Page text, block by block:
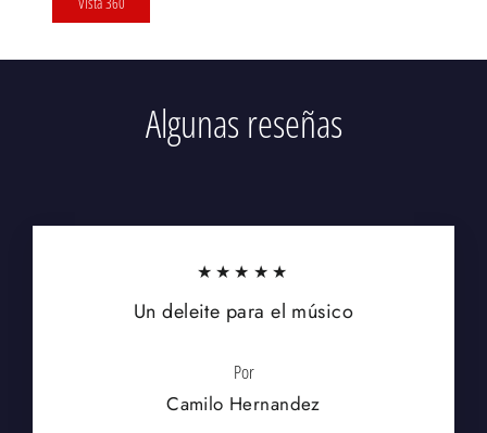
Algunas reseñas
★★★★★
Un deleite para el músico
Por
Camilo Hernandez